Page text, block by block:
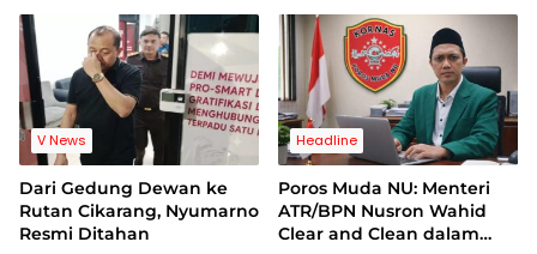
Hukum Bebas Intervensi
V News
Dari Gedung Dewan ke
Rutan Cikarang, Nyumarno
Resmi Ditahan
Headline
Poros Muda NU: Menteri
ATR/BPN Nusron Wahid
Clear and Clean dalam